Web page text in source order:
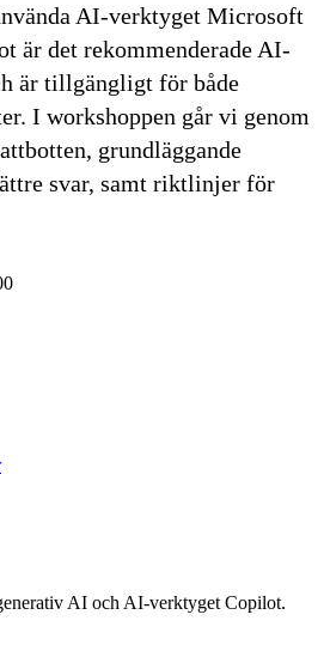
AI-verktyget Microsoft
är det rekommenderade AI-
är tillgängligt för både
I workshoppen går vi genom
grundläggande
svar, samt riktlinjer för
AI och AI-verktyget Copilot.